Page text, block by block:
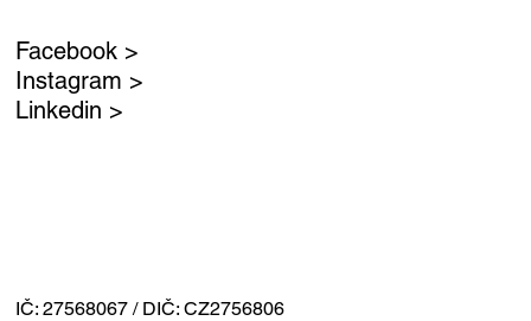
IČ: 27568067 / DIČ: CZ2756806
Facebook >
Instagram >
Linkedin >